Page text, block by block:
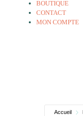
BOUTIQUE
CONTACT
MON COMPTE
Accueil